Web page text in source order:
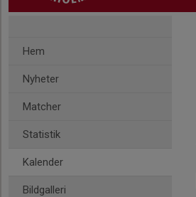
Hem
Nyheter
Matcher
Statistik
Kalender
Bildgalleri